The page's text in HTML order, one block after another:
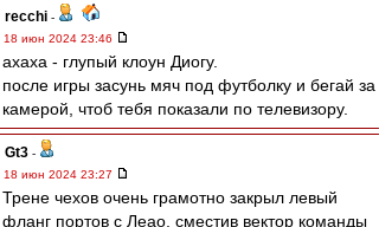
recchi -
18 июн 2024 23:46
ахаха - глупый клоун Диогу.
после игры засунь мяч под футболку и бегай за
камерой, чтоб тебя показали по телевизору.
Gt3 -
18 июн 2024 23:27
Трене чехов очень грамотно закрыл левый
фланг портов с Леао, сместив вектор команды